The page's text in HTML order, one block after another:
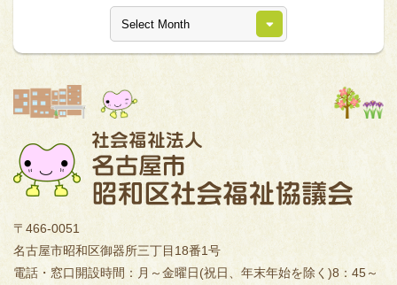
〒466-0051
名古屋市昭和区御器所三丁目18番1号
電話・窓口開設時間：月～金曜日(祝日、年末年始を除く)8：45～